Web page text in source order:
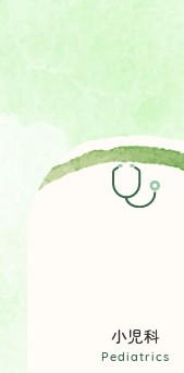
小児科
Pediatrics